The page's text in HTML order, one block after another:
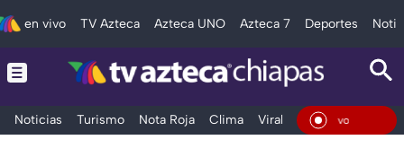
en vivo TV Azteca Azteca UNO Azteca 7 Deportes
Noticias Turismo Nota Roja Clima Viral y Tendencia
En Vivo